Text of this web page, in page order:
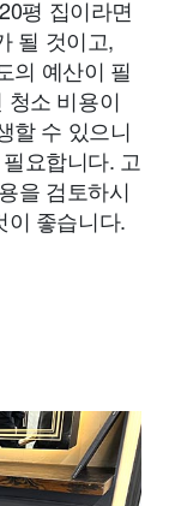
평 집이라면
될 것이고,
의 예산이 필
청소 비용이
할 수 있으니
요합니다. 고
을 검토하시
이 좋습니다.